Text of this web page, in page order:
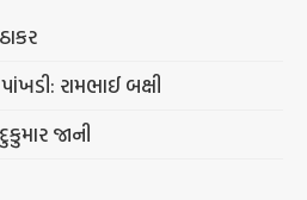
રામભાઈ બક્ષી
જાની